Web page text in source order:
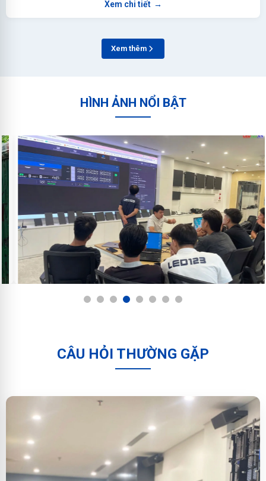
Xem chi tiết →
Xem thêm
HÌNH ẢNH NỔI BẬT
1 2 3 4 5 6 7 8
CÂU HỎI THƯỜNG GẶP